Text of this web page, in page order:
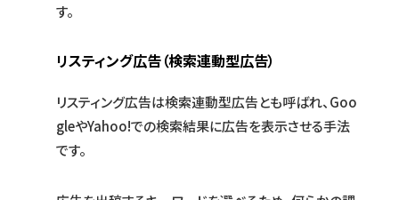
す。
リスティング広告（検索連動型広告）
リスティング広告は検索連動型広告とも呼ばれ、Goo
gleやYahoo!での検索結果に広告を表示させる手法
です。